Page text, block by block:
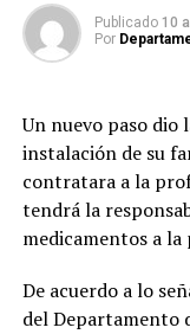
Publicado 10
Por
Un nuevo paso dio
instalación de su
contratara a la
tendrá la
medicamentos a
De acuerdo a lo
del Departamento